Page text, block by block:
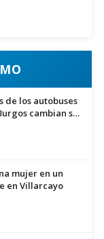
de los autobuses
cambian su
mujer en un
en Villarcayo